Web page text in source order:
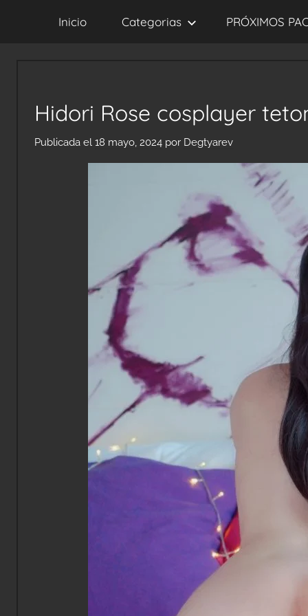
Inicio Categorias PRÓXIMOS
Hidori Rose cosplayer
Publicada el 18 mayo, 2024 por Degtyarev